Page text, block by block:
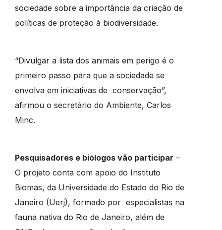
sociedade sobre a importância da criação de
políticas de proteção à biodiversidade.
“Divulgar a lista dos animais em perigo é o
primeiro passo para que a sociedade se
envolva em iniciativas de conservação”,
afirmou o secretário do Ambiente, Carlos
Minc.
Pesquisadores e biólogos vão participar –
O projeto conta com apoio do Instituto
Biomas, da Universidade do Estado do Rio de
Janeiro (Uerj), formado por especialistas na
fauna nativa do Rio de Janeiro, além de